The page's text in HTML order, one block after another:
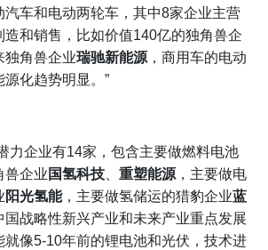
汽车和电动两轮车，其中8家企业主营
造和销售，比如价值140亿的独角兽企
独角兽企业瑞驰新能源 ，商用车的电动
化趋势明显。”
力企业有14家，包含主要做燃料电池
兽企业 国氢科技 重塑能源 ，主要做电
阳光氢能，主要做氢储运的猎豹企业蓝
国战略性新兴产业和未来产业重点发展
就像5-10年前的锂电池和光伏，技术进